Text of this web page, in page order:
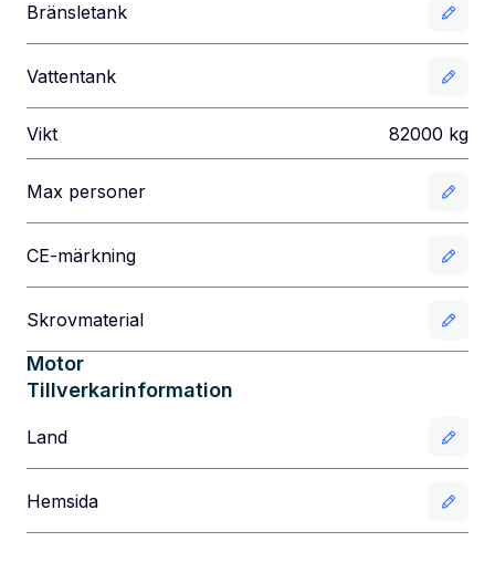
Bränsletank
Vattentank
Vikt 82000 kg
Max personer
CE-märkning
Skrovmaterial
Motor
Tillverkarinformation
Land
Hemsida